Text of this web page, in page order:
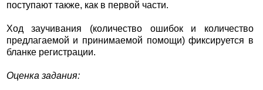
поступают также, как в первой части.
Ход заучивания (количество ошибок и количество
предлагаемой и принимаемой помощи) фиксируется в
бланке регистрации.
Оценка задания: